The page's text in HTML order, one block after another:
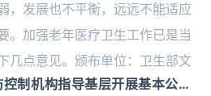
，发展也不平衡，远远不能适应
。加强老年医疗卫生工作已是当
几点意见。颁布单位：卫生部文
制机构指导基层开展基本公共